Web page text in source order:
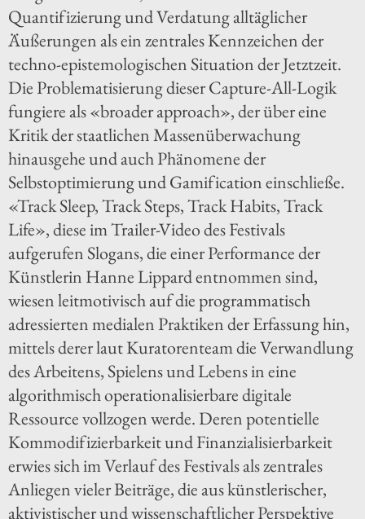
Quantifizierung und Verdatung alltäglicher
Äußerungen als ein zentrales Kennzeichen der
techno-epistemologischen Situation der Jetztzeit.
Die Problematisierung dieser Capture-All-Logik
fungiere als «broader approach», der über eine
Kritik der staatlichen Massenüberwachung
hinausgehe und auch Phänomene der
Selbstoptimierung und Gamification einschließe.
«Track Sleep, Track Steps, Track Habits, Track
Life», diese im Trailer-Video des Festivals
aufgerufen Slogans, die einer Performance der
Künstlerin Hanne Lippard entnommen sind,
wiesen leitmotivisch auf die programmatisch
adressierten medialen Praktiken der Erfassung hin,
mittels derer laut Kuratorenteam die Verwandlung
des Arbeitens, Spielens und Lebens in eine
algorithmisch operationalisierbare digitale
Ressource vollzogen werde. Deren potentielle
Kommodifizierbarkeit und Finanzialisierbarkeit
erwies sich im Verlauf des Festivals als zentrales
Anliegen vieler Beiträge, die aus künstlerischer,
aktivistischer und wissenschaftlicher Perspektive